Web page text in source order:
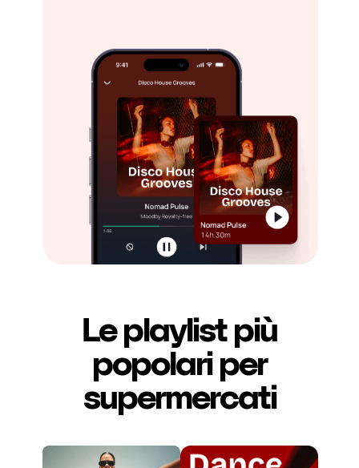
Le playlist più
popolari per
supermercati